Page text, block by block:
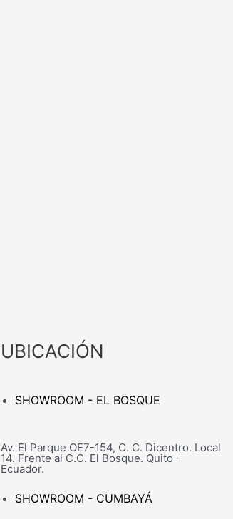
UBICACIÓN
SHOWROOM - EL BOSQUE
Av. El Parque OE7-154, C. C. Dicentro. Local
14. Frente al C.C. El Bosque. Quito -
Ecuador.
SHOWROOM - CUMBAYÁ